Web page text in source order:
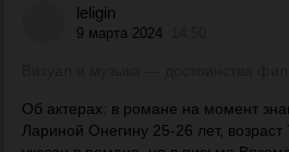
leligin
9 марта 2024
Об актерах: в романе на момент
Лариной Онегину 25-26 лет,